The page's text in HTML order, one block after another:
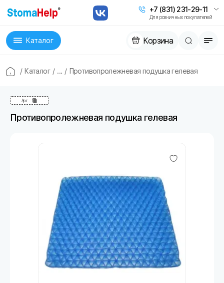
+7 (831) 231-29-11
Для розничных покупателей
Каталог Корзина
/ Каталог / ... / Противопролежневая подушка гелевая
Арт
Противопролежневая подушка гелевая